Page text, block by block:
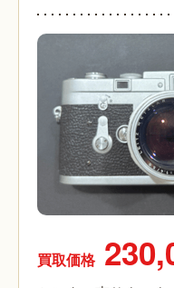
買取価格